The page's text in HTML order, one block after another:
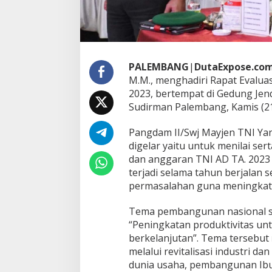
o
g
r
K
e
r
a
a
n
A
n
g
g
r
a
n
K
o
d
PALEMBANG|
M.M., menghadiri Rapat
2023, bertempat di Gedung
Sudirman Palembang, Kamis
Pangdam II/Swj Mayjen TNI
digelar yaitu untuk menilai
dan anggaran TNI AD TA.
terjadi selama tahun berjalan
permasalahan guna
Tema pembangunan nasional
“Peningkatan produktivitas
berkelanjutan”. Tema
melalui revitalisasi industri
dunia usaha, pembangunan